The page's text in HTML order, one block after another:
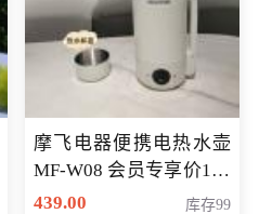
摩飞电器便携电热水壶
MF-W08 会员专享价198
元
439.00 库存99